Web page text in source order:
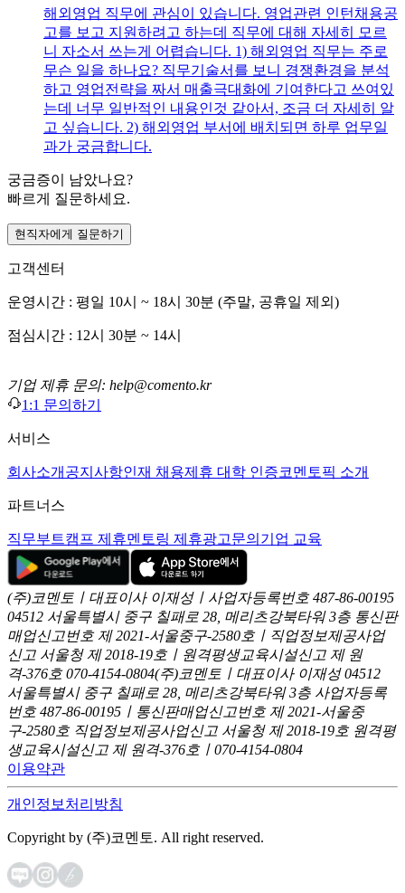
해외영업 직무에 관심이 있습니다. 영업관련 인턴채용공
고를 보고 지원하려고 하는데 직무에 대해 자세히 모르
니 자소서 쓰는게 어렵습니다. 1) 해외영업 직무는 주로
무슨 일을 하나요? 직무기술서를 보니 경쟁환경을 분석
하고 영업전략을 짜서 매출극대화에 기여한다고 쓰여있
는데 너무 일반적인 내용인것 같아서, 조금 더 자세히 알
고 싶습니다. 2) 해외영업 부서에 배치되면 하루 업무일
과가 궁금합니다.
궁금증이 남았나요?
빠르게 질문하세요.
현직자에게 질문하기
고객센터
운영시간 : 평일 10시 ~ 18시 30분 (주말, 공휴일 제외)
점심시간 : 12시 30분 ~ 14시
기업 제휴 문의: help@comento.kr
1:1 문의하기
서비스
회사소개 공지사항인재 채용제휴 대학 인증코멘토픽 소개
파트너스
직무부트캠프 제휴멘토링 제휴광고문의 기업 교육
(주)코멘토ㅣ대표이사 이재성ㅣ사업자등록번호 487-86-00195
04512 서울특별시 중구 칠패로 28, 메리츠강북타워 3층 통신판
매업신고번호 제 2021-서울중구-2580호ㅣ직업정보제공사업
신고 서울청 제 2018-19호ㅣ원격평생교육시설신고 제 원
격-376호 070-4154-0804(주)코멘토ㅣ대표이사 이재성 04512
서울특별시 중구 칠패로 28, 메리츠강북타워 3층 사업자등록
번호 487-86-00195ㅣ통신판매업신고번호 제 2021-서울중
구-2580호 직업정보제공사업신고 서울청 제 2018-19호 원격평
생교육시설신고 제 원격-376호ㅣ070-4154-0804
이용약관
개인정보처리방침
Copyright by (주)코멘토. All right reserved.